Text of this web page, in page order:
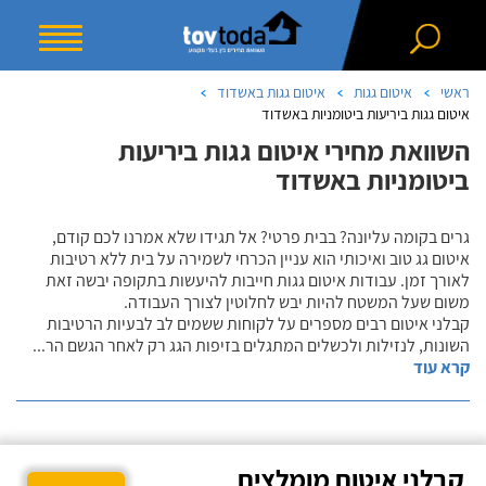
ראשי איטום גגות
איטום גגות באשדוד
איטום גגות ביריעות ביטומניות באשדוד
השוואת מחירי איטום גגות ביריעות
ביטומניות באשדוד
גרים בקומה עליונה? בבית פרטי? אל תגידו שלא אמרנו לכם קודם,
איטום גג טוב ואיכותי הוא עניין הכרחי לשמירה על בית ללא רטיבות
לאורך זמן. עבודות איטום גגות חייבות להיעשות בתקופה יבשה זאת
משום שעל המשטח להיות יבש לחלוטין לצורך העבודה.
קבלני איטום רבים מספרים על לקוחות ששמים לב לבעיות הרטיבות
השונות, לנזילות ולכשלים המתגלים בזיפות הגג רק לאחר הגשם הר...
קרא עוד